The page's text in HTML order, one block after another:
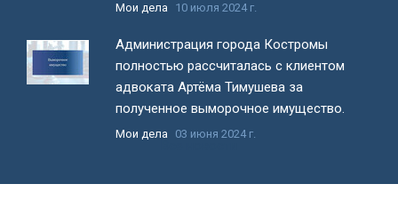
Мои дела 10 июля 2024 г.
Администрация города Костромы
полностью рассчиталась с клиентом
адвоката Артёма Тимушева за
полученное выморочное имущество.
Мои дела 03 июня 2024 г.